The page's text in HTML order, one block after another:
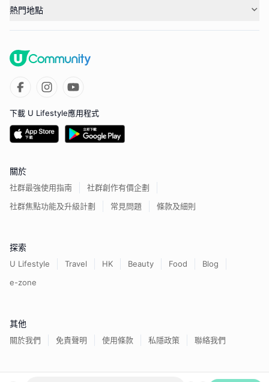
熱門地點
下載 U Lifestyle應用程式
關於
社群最強使用指南
社群創作有價企劃
社群焦點功能及升級計劃
常見問題 條款及細則
探索
U Lifestyle Travel HK Beauty Food
Blog
e-zone
其他
關於我們 免責聲明 使用條款 私隱政策 聯絡我們